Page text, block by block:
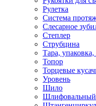
Рулетка
Система
Слесарное
Степлер
Струбцина
Тара,
Топор
Торцевые
Уровень
Шило
Шлифовальный